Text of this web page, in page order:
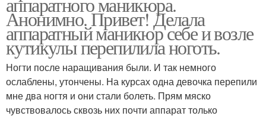
Анонимно. Привет! Делала
аппаратный маникюр себе и возле
кутикулы перепилила ноготь.
Ногти после наращивания были. И так немного
ослаблены, утончены. На курсах одна девочка перепили
мне два ногтя и они стали болеть. Прям мяско
чувствовалось сквозь них почти аппарат только